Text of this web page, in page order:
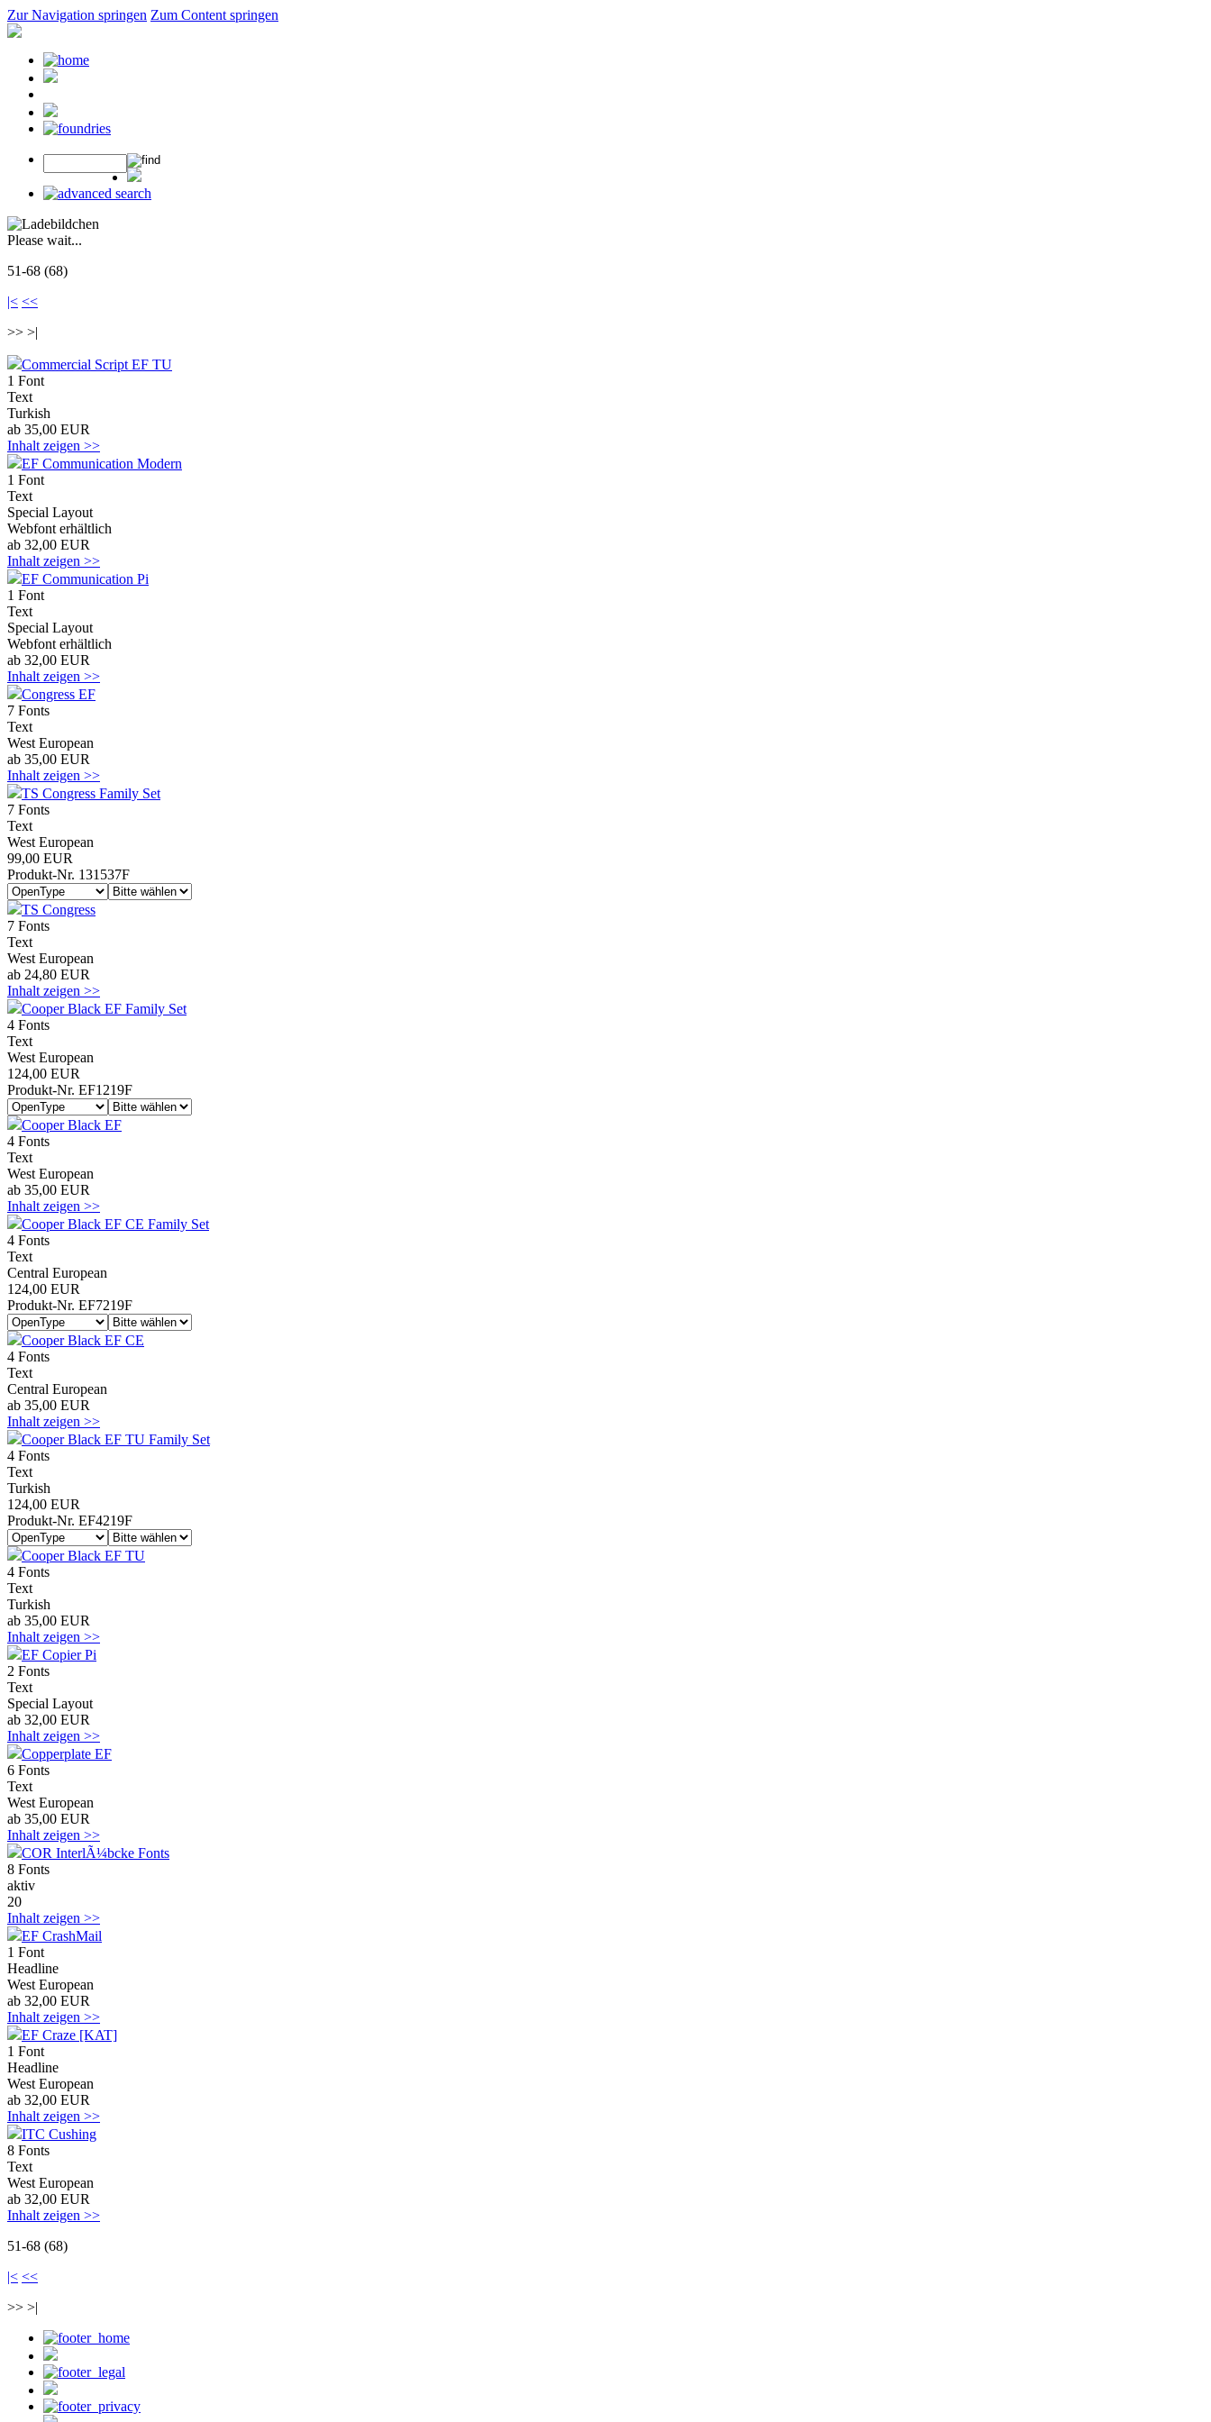
Zur Navigation springen Zum Content springen
Please wait...
51-68 (68)
|< <<
>> >|
Commercial Script EF TU
1 Font
Text
Turkish
ab 35,00 EUR
Inhalt zeigen >>
EF Communication Modern
1 Font
Text
Special Layout
Webfont erhältlich
ab 32,00 EUR
Inhalt zeigen >>
EF Communication Pi
1 Font
Text
Special Layout
Webfont erhältlich
ab 32,00 EUR
Inhalt zeigen >>
Congress EF
7 Fonts
Text
West European
ab 35,00 EUR
Inhalt zeigen >>
TS Congress Family Set
7 Fonts
Text
West European
99,00 EUR
Produkt-Nr. 131537F
TS Congress
7 Fonts
Text
West European
ab 24,80 EUR
Inhalt zeigen >>
Cooper Black EF Family Set
4 Fonts
Text
West European
124,00 EUR
Produkt-Nr. EF1219F
Cooper Black EF
4 Fonts
Text
West European
ab 35,00 EUR
Inhalt zeigen >>
Cooper Black EF CE Family Set
4 Fonts
Text
Central European
124,00 EUR
Produkt-Nr. EF7219F
Cooper Black EF CE
4 Fonts
Text
Central European
ab 35,00 EUR
Inhalt zeigen >>
Cooper Black EF TU Family Set
4 Fonts
Text
Turkish
124,00 EUR
Produkt-Nr. EF4219F
Cooper Black EF TU
4 Fonts
Text
Turkish
ab 35,00 EUR
Inhalt zeigen >>
EF Copier Pi
2 Fonts
Text
Special Layout
ab 32,00 EUR
Inhalt zeigen >>
Copperplate EF
6 Fonts
Text
West European
ab 35,00 EUR
Inhalt zeigen >>
COR InterlÃ¼bcke Fonts
8 Fonts
aktiv
20
Inhalt zeigen >>
EF CrashMail
1 Font
Headline
West European
ab 32,00 EUR
Inhalt zeigen >>
EF Craze [KAT]
1 Font
Headline
West European
ab 32,00 EUR
Inhalt zeigen >>
ITC Cushing
8 Fonts
Text
West European
ab 32,00 EUR
Inhalt zeigen >>
51-68 (68)
|< <<
>> >|